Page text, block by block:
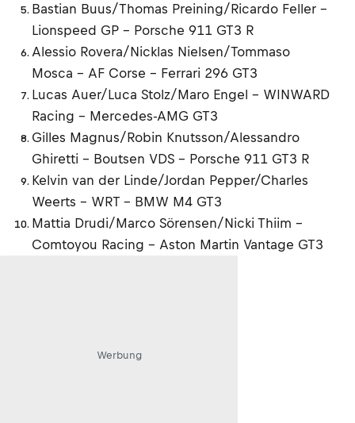
Bastian Buus/Thomas Preining/Ricardo Feller -
Lionspeed GP - Porsche 911 GT3 R
Alessio Rovera/Nicklas Nielsen/Tommaso
Mosca – AF Corse – Ferrari 296 GT3
Lucas Auer/Luca Stolz/Maro Engel – WINWARD
Racing – Mercedes-AMG GT3
Gilles Magnus/Robin Knutsson/Alessandro
Ghiretti – Boutsen VDS – Porsche 911 GT3 R
Kelvin van der Linde/Jordan Pepper/Charles
Weerts - WRT - BMW M4 GT3
Mattia Drudi/Marco Sörensen/Nicki Thiim -
Comtoyou Racing - Aston Martin Vantage GT3
Werbung